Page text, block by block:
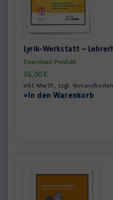
Lyrik-Werkstatt –
Download-Produkt
36,00€
inkl. MwSt., zzgl. Versandkosten
»In den Warenkorb